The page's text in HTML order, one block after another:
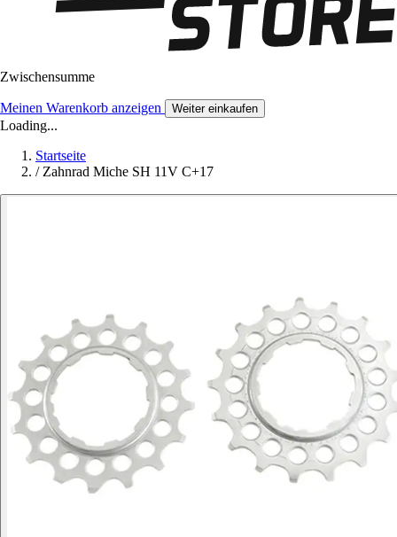
Zwischensumme
Meinen Warenkorb anzeigen Weiter einkaufen
Loading...
Startseite
/ Zahnrad Miche SH 11V C+17